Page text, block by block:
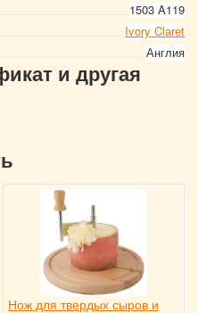
1503 A119
Ivory Claret
Англия
и другая
Нож для твердых сыров и